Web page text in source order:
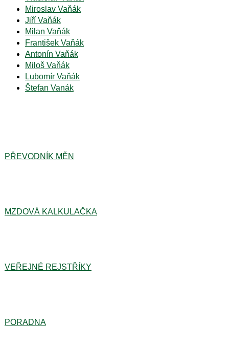
Miroslav Vaňák
Jiří Vaňák
Milan Vaňák
František Vaňák
Antonín Vaňák
Miloš Vaňák
Lubomír Vaňák
Štefan Vanák
PŘEVODNÍK MĚN
MZDOVÁ KALKULAČKA
VEŘEJNÉ REJSTŘÍKY
PORADNA